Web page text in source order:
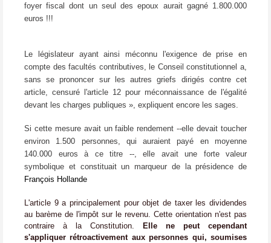
foyer fiscal dont un seul des epoux aurait gagné 1.800.000
euros !!!
Le législateur ayant ainsi méconnu l'exigence de prise en
compte des facultés contributives, le Conseil constitutionnel a,
sans se prononcer sur les autres griefs dirigés contre cet
article, censuré l'article 12 pour méconnaissance de l'égalité
devant les charges publiques », expliquent encore les sages.
Si cette mesure avait un faible rendement --elle devait toucher
environ 1.500 personnes, qui auraient payé en moyenne
140.000 euros à ce titre --, elle avait une forte valeur
symbolique et constituait un marqueur de la présidence de
François Hollande
L'article 9 a principalement pour objet de taxer les dividendes
au barème de l'impôt sur le revenu. Cette orientation n'est pas
contraire à la Constitution.
Elle ne peut cependant
s'appliquer rétroactivement aux personnes qui, soumises